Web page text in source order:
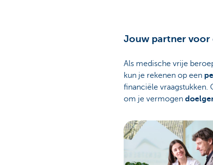
Jouw partner voor
Als medische vrije
kun je rekenen op een
financiële vraagstukken.
om je vermogen